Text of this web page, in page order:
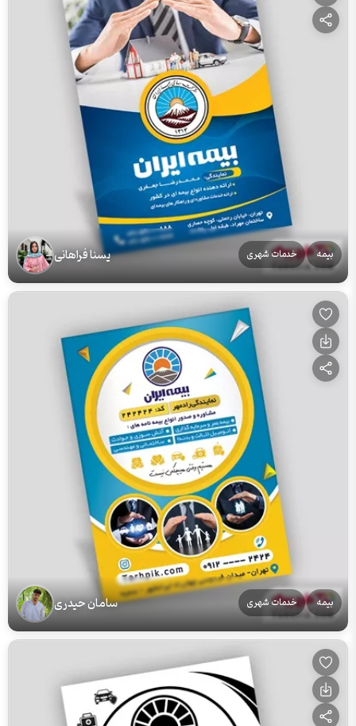
بیمه خدمات شهری یسنا فراهانی
بیمه خدمات شهری سامان حیدری